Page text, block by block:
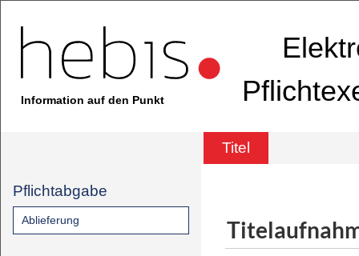
Information auf den Punkt
Titel
Pflichtabgabe
Ablieferung